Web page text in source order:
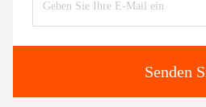
Senden